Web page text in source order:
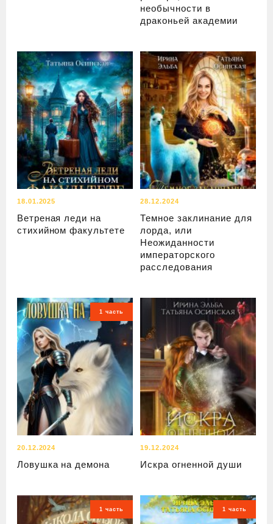
необычности в
драконьей академии
18.01.2025
Ветреная леди на
стихийном факультете
28.12.2024
Темное заклинание для
лорда, или
Неожиданности
императорского
расследования
1 часть
20.12.2024
Ловушка на демона
19.12.2024
Искра огненной души
1 часть 1 часть